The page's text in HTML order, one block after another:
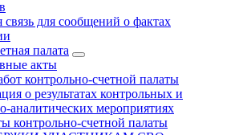
связь для сообщений о фактах
палата
акты
контрольно-счетной палаты
о результатах контрольных и
аналитических мероприятиях
контрольно-счетной палаты